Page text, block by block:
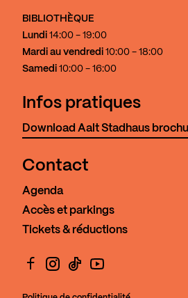
BIBLIOTHÈQUE
Lundi 14:00 - 19:00
Mardi au vendredi 10:00 - 18:00
Samedi 10:00 - 16:00
Infos pratiques
Download Aalt Stadhaus
Contact
Agenda
Accès et parkings
Tickets & réductions